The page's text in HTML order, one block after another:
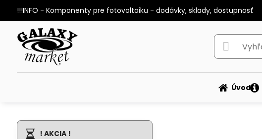
!!!INFO - Komponenty pre fotovoltaiku - dodávky, sklady, dostupnosť
Úvod
! AKCIA !